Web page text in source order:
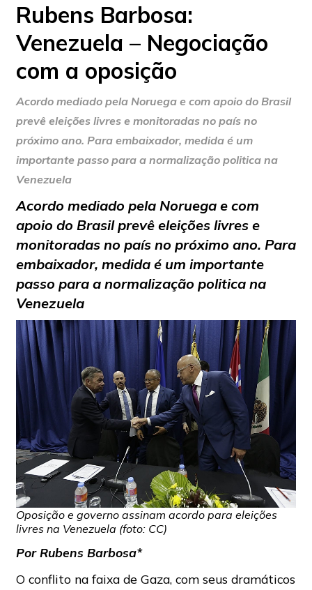
Rubens Barbosa:
Venezuela – Negociação
com a oposição
Acordo mediado pela Noruega e com apoio do Brasil
prevê eleições livres e monitoradas no país no
próximo ano. Para embaixador, medida é um
importante passo para a normalização politica na
Venezuela
Acordo mediado pela Noruega e com
apoio do Brasil prevê eleições livres e
monitoradas no país no próximo ano. Para
embaixador, medida é um importante
passo para a normalização politica na
Venezuela
Oposição e governo assinam acordo para eleições
livres na Venezuela (foto: CC)
Por Rubens Barbosa*
O conflito na faixa de Gaza, com seus dramáticos